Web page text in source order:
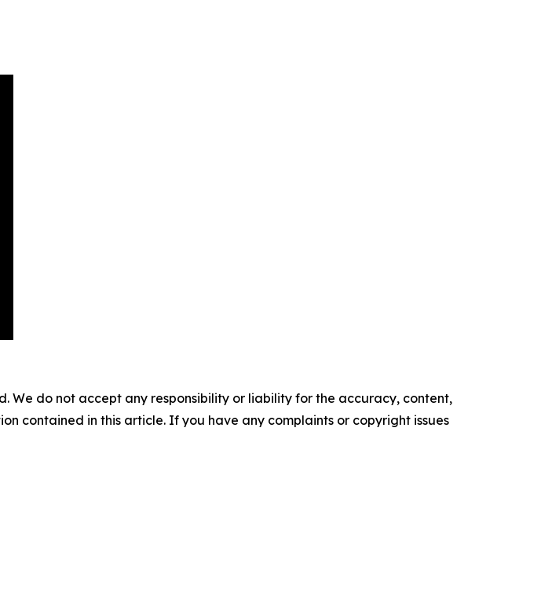
We do not accept any responsibility or liability for the accuracy, content,
contained in this article. If you have any complaints or copyright issues